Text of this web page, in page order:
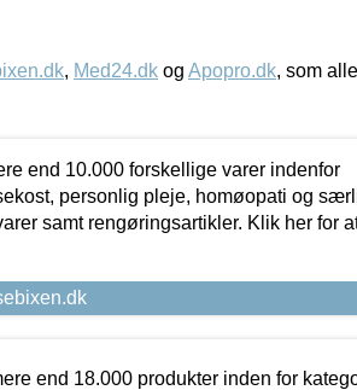
, Med24.dk og Apopro.dk, som
end 10.000 forskellige varer indenfor
personlig pleje, homøopati og
samt rengøringsartikler. Klik her for
end 18.000 produkter inden for